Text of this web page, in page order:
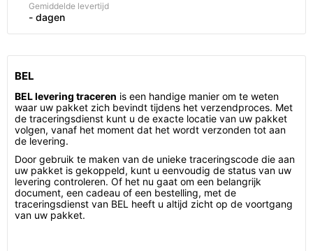
Gemiddelde levertijd
- dagen
BEL
BEL levering traceren is een handige manier om te weten
waar uw pakket zich bevindt tijdens het verzendproces. Met
de traceringsdienst kunt u de exacte locatie van uw pakket
volgen, vanaf het moment dat het wordt verzonden tot aan
de levering.
Door gebruik te maken van de unieke traceringscode die aan
uw pakket is gekoppeld, kunt u eenvoudig de status van uw
levering controleren. Of het nu gaat om een belangrijk
document, een cadeau of een bestelling, met de
traceringsdienst van BEL heeft u altijd zicht op de voortgang
van uw pakket.